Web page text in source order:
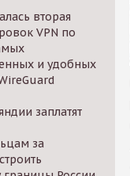
вторая
VPN по
и удобных
заплатят
за